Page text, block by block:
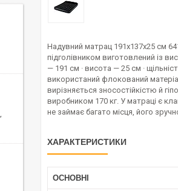
Надувний матрац 191х137х25 см
підголівником виготовлений із
— 191 см · висота — 25 см ·
використаний флокований
вирізняється зносостійкістю й
виробником 170 кг. У матраці є
не займає багато місця, його
ХАРАКТЕРИСТИКИ
ОСНОВНІ